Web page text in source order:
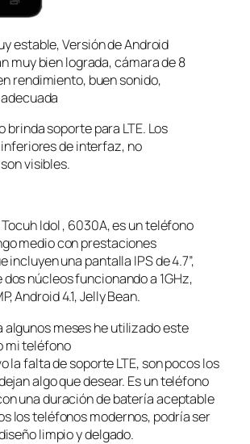
estable, Versión de Android
muy bien lograda, cámara de 8
rendimiento, buen sonido,
brinda soporte para LTE. Los
de interfaz, no
visibles.
Idol , 6030A, es un teléfono
medio con prestaciones
incluyen una pantalla IPS de 4.7”,
núcleos funcionando a 1GHz,
Android 4.1, Jelly Bean.
algunos meses he utilizado este
mi teléfono
la falta de soporte LTE, son pocos los
algo que desear. Es un teléfono
una duración de batería aceptable
los teléfonos modernos, podría ser
limpio y delgado.